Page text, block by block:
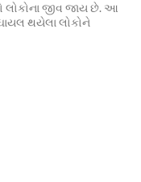
લોકોના જીવ જાય છે. આ
થયેલા લોકોને